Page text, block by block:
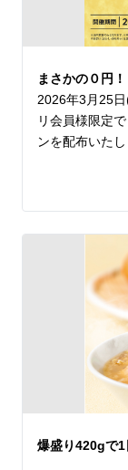
しかも！魁力
は除きます。
さらに！
この期間中は
ゼント！
魁力屋のＧＷ
ス。
ランチでもデ
力屋で元気を
※ぶたから定
まさかの０円！
2026年3月25
リ会員様限定
ンを配布いたし
ママ・パパも
上記期間中、
無料になるク
メン(並)また
さらに、お子
しかもこのク
クーポンは即
す（ ※1日1回
新年度を前に
爆盛り420gで1